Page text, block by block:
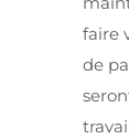
faire
de